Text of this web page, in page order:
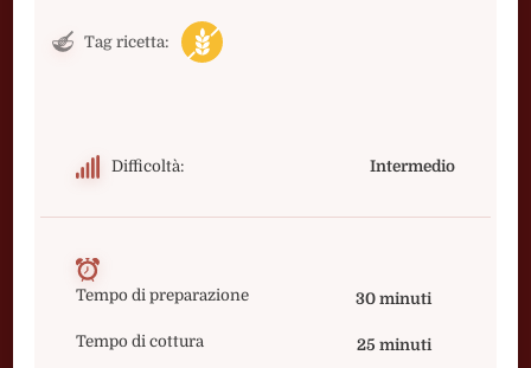
Tag ricetta:
Difficoltà: Intermedio
Tempo di preparazione 30 minuti
Tempo di cottura 25 minuti